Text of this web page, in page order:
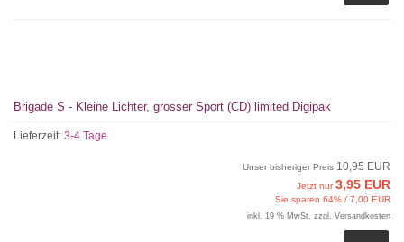
Brigade S - Kleine Lichter, grosser Sport (CD) limited Digipak
Lieferzeit: 3-4 Tage
Unser bisheriger Preis 10,95 EUR
Jetzt nur3,95 EUR
Sie sparen 64% / 7,00 EUR
inkl. 19 % MwSt. zzgl. Versandkosten